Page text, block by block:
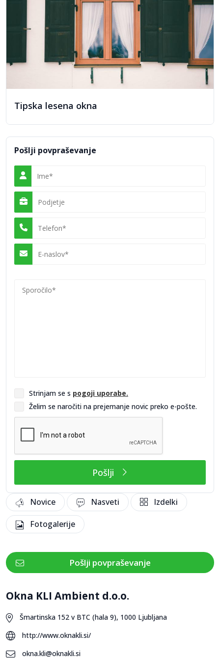
Pomemben del ponudbe predstavljajo tudi lesena vhodna vrata,
ki so pogosto prvi stik z domom in zato pomemben oblikovni
element. OKNA KLI omogočajo široko izbiro dizajnov,
materialov in barv, pri čemer lahko stranke vrata popolnoma
prilagodijo svojim željam ali jih izdelajo po individualnih načrtih.
Posebnost njihove ponudbe je
uporabnikom omogoča, da že v fazi načrtovanja vizualno
oblikujejo svoja vrata in jih prilagodijo glede na slog objekta.
Takšna digitalna rešitev poenostavi izbiro in omogoča boljšo
predstavo o končnem izdelku.
sodoben dom in več svetlobe
udobje bivanja. Z integracijo teh rešitev lahko uporabniki
ustvarijo celovit sistem stavbnega pohištva, prilagojen
sodobnim zahtevam bivanja.
Tipska lesena okna
Pošlji povpraševanje
Strinjam se s pogoji uporabe.
Želim se naročiti na prejemanje novic preko e-pošte.
Pošlji
Novice Nasveti Izdelki
Fotogalerije
Pošlji povpraševanje
Okna KLI Ambient d.o.o.
Šmartinska 152 v BTC (hala 9), 1000 Ljubljana
http://www.oknakli.si/
okna.kli@oknakli.si